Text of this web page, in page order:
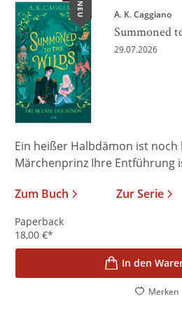
NEU A. K. Caggiano
Summoned
29.07.2026
Ein heißer Halbdämon ist noch
Märchenprinz Ihre Entführung
Zum Buch
Zur Serie
Paperback
18,00 €*
In den
Merken